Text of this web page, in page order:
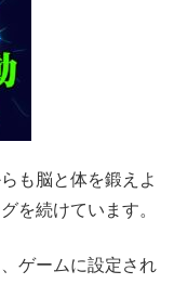
も脳と体を鍛えよ
を続けています。
ゲームに設定され